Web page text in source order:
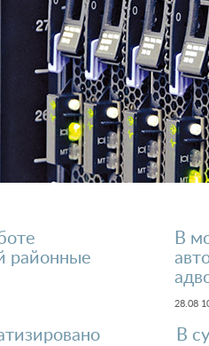
районные
В
28.08
В